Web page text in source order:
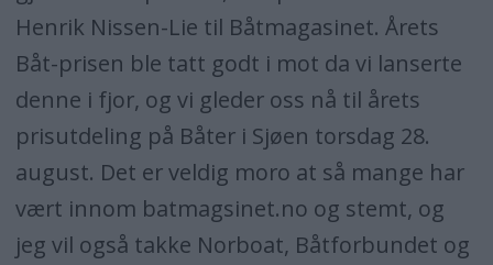
Henrik Nissen-Lie til Båtmagasinet. Årets
Båt-prisen ble tatt godt i mot da vi lanserte
denne i fjor, og vi gleder oss nå til årets
prisutdeling på Båter i Sjøen torsdag 28.
august. Det er veldig moro at så mange har
vært innom batmagsinet.no og stemt, og
jeg vil også takke Norboat, Båtforbundet og